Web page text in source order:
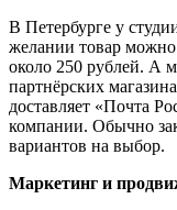
В Петербурге у
желании товар
около 250 рублей. А
партнёрских
доставляет «Почта
компании. Обычно
вариантов на выбор.
Маркетинг и